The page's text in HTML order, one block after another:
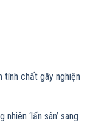
tính chất gây nghiện
‘lấn sân’ sang